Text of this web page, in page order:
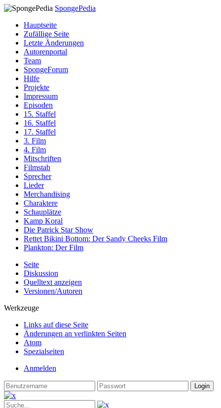
SpongePedia
Hauptseite
Zufällige Seite
Letzte Änderungen
Autorenportal
Team
SpongeForum
Hilfe
Projekte
Impressum
Episoden
15. Staffel
16. Staffel
17. Staffel
3. Film
4. Film
Mitschriften
Filmstab
Sprecher
Lieder
Merchandising
Charaktere
Schauplätze
Kamp Koral
Die Patrick Star Show
Rettet Bikini Bottom: Der Sandy Cheeks Film
Plankton: Der Film
Seite
Diskussion
Quelltext anzeigen
Versionen/Autoren
Werkzeuge
Links auf diese Seite
Änderungen an verlinkten Seiten
Atom
Spezialseiten
Anmelden